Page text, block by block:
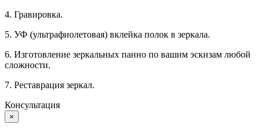
4. Гравировка.
5. УФ (ультрафиолетовая) вклейка полок в зеркала.
6. Изготовление зеркальных панно по вашим эскизам любой
сложности.
7. Реставрация зеркал.
Консультация
×